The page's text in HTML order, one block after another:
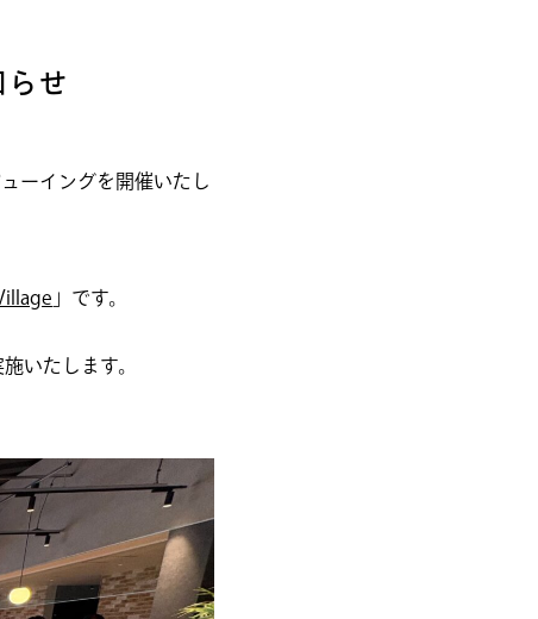
せ
ーイングを開催いたし
」です。
いたします。